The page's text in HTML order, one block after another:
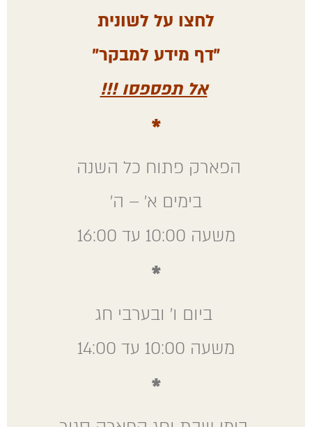
קבוצות וכנסים
​קבוצות מאורגנות מעל 20 איש , מתחמי התכנסות
לחצו על לשונית
"דף מידע למבקר"
אל תפספסו !!!
*
הפארק פתוח כל השנה
בימים א' – ה'
משעה 10:00 עד 16:00
*
ביום ו' ובערבי חג
משעה 10:00 עד 14:00
*